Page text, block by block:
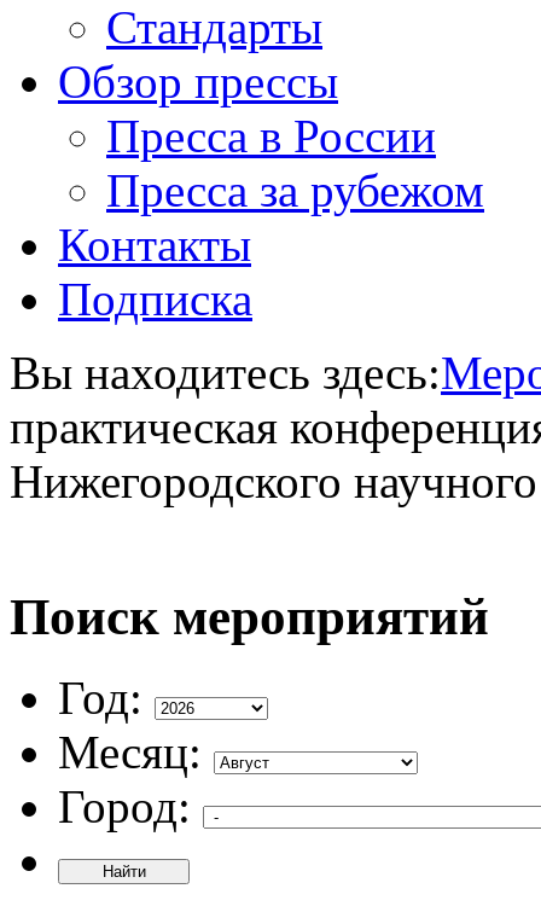
Стандарты
Обзор прессы
Пресса в России
Пресса за рубежом
Контакты
Подписка
Вы находитесь здесь:
практическая
Нижегородского
Поиск мероприятий
Год:
Месяц:
Город:
Найти